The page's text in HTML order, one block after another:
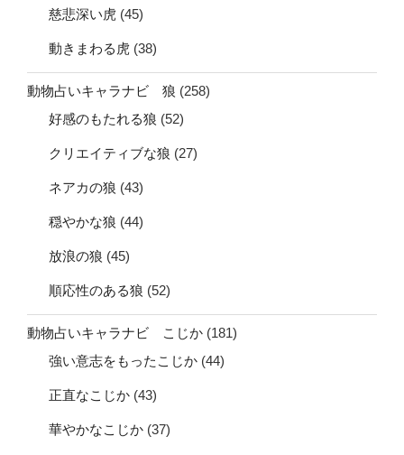
慈悲深い虎 (45)
動きまわる虎 (38)
動物占いキャラナビ 狼 (258)
好感のもたれる狼 (52)
クリエイティブな狼 (27)
ネアカの狼 (43)
穏やかな狼 (44)
放浪の狼 (45)
順応性のある狼 (52)
動物占いキャラナビ こじか (181)
強い意志をもったこじか (44)
正直なこじか (43)
華やかなこじか (37)